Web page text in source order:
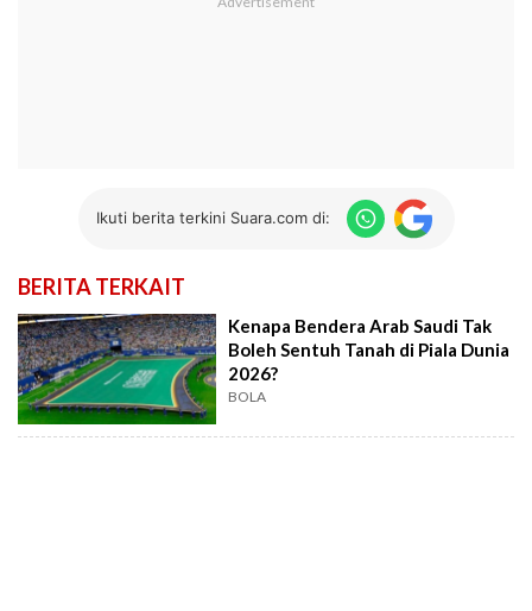
Ikuti berita terkini Suara.com di:
BERITA TERKAIT
Kenapa Bendera Arab Saudi Tak
Boleh Sentuh Tanah di Piala Dunia
2026?
BOLA